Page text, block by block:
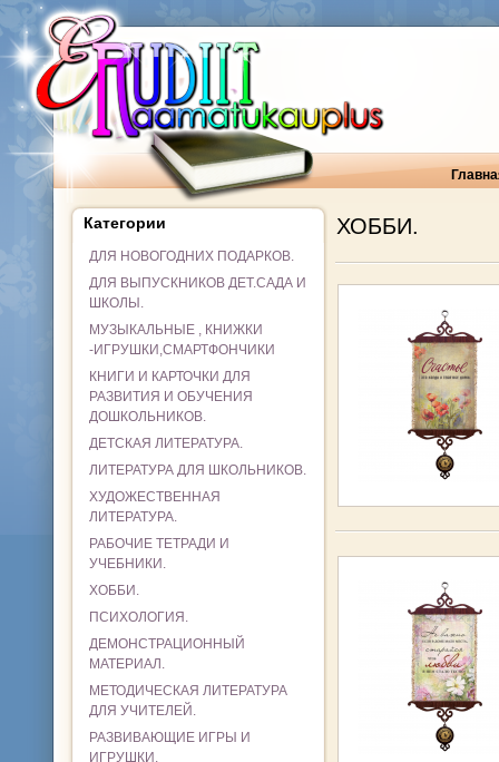
Категории
ДЛЯ НОВОГОДНИХ ПОДАРКОВ.
ДЛЯ ВЫПУСКНИКОВ ДЕТ.САДА И
ШКОЛЫ.
МУЗЫКАЛЬНЫЕ , КНИЖКИ
-ИГРУШКИ,СМАРТФОНЧИКИ
КНИГИ И КАРТОЧКИ ДЛЯ
РАЗВИТИЯ И ОБУЧЕНИЯ
ДОШКОЛЬНИКОВ.
ДЕТСКАЯ ЛИТЕРАТУРА.
ЛИТЕРАТУРА ДЛЯ ШКОЛЬНИКОВ.
ХУДОЖЕСТВЕННАЯ
ЛИТЕРАТУРА.
РАБОЧИЕ ТЕТРАДИ И
УЧЕБНИКИ.
ХОББИ.
ПСИХОЛОГИЯ.
ДЕМОНСТРАЦИОННЫЙ
МАТЕРИАЛ.
МЕТОДИЧЕСКАЯ ЛИТЕРАТУРА
ДЛЯ УЧИТЕЛЕЙ.
РАЗВИВАЮЩИЕ ИГРЫ И
ИГРУШКИ.
ХОББИ.